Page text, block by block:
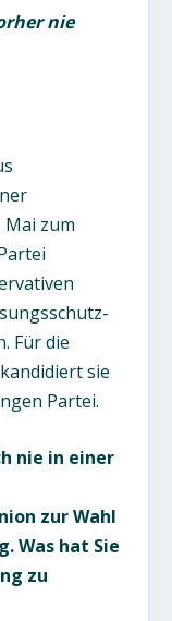
nie
Mai zum
Für die
sie
Partei.
nie in einer
zur Wahl
Was hat Sie
zu